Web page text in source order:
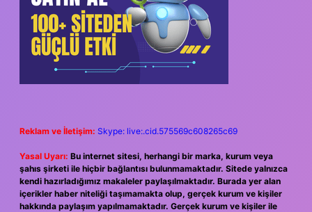
Reklam ve İletişim: Skype: live:.cid.575569c608265c69
Yasal Uyarı: Bu internet sitesi, herhangi bir marka, kurum veya
şahıs şirketi ile hiçbir bağlantısı bulunmamaktadır. Sitede yalnızca
kendi hazırladığımız makaleler paylaşılmaktadır. Burada yer alan
içerikler haber niteliği taşımamakta olup, gerçek kurum ve kişiler
hakkında paylaşım yapılmamaktadır. Gerçek kurum ve kişiler ile